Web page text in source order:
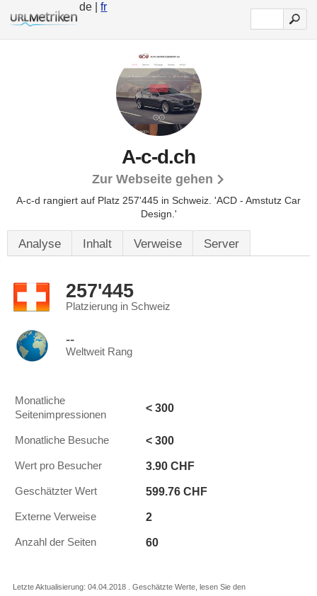
de |fr
A-c-d.ch
Zur Webseite gehen
A-c-d rangiert auf Platz 257'445 in Schweiz. 'ACD - Amstutz Car
Design.'
Analyse Inhalt Verweise Server
257'445
Platzierung in Schweiz
--
Weltweit Rang
Monatliche
Seitenimpressionen
< 300
Monatliche Besuche < 300
Wert pro Besucher 3.90 CHF
Geschätzter Wert 599.76 CHF
Externe Verweise 2
Anzahl der Seiten 60
Letzte Aktualisierung: 04.04.2018 . Geschätzte Werte, lesen Sie den